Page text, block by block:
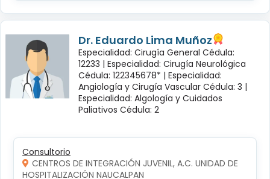
Dr. Eduardo Lima Muñoz
Especialidad: Cirugía General Cédula:
12233 | Especialidad: Cirugía Neurológica
Cédula: 122345678* | Especialidad:
Angiología y Cirugía Vascular Cédula: 3 |
Especialidad: Algología y Cuidados
Paliativos Cédula: 2
Consultorio
CENTROS DE INTEGRACIÓN JUVENIL, A.C. UNIDAD DE
HOSPITALIZACIÓN NAUCALPAN